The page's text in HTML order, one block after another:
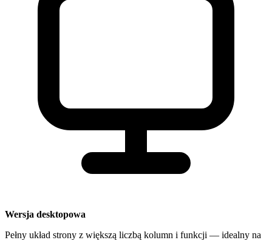
Wersja desktopowa
Pełny układ strony z większą liczbą kolumn i funkcji — idealny na